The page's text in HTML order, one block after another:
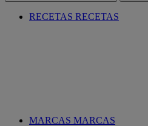
RECETAS RECETAS
MARCAS MARCAS